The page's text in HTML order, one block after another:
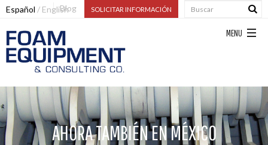
Español EnglishBlog SOLICITAR INFORMACIÓN
AHORA TAMBIÉN EN MÉXICO